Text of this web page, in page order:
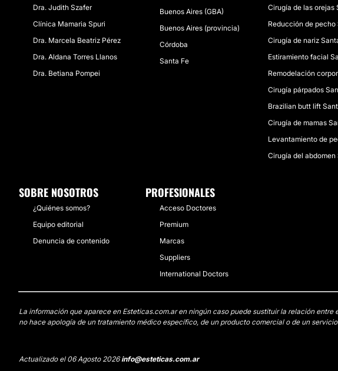
Dra. Judith Szafer
Clínica Mamaria Spuri
Dra. Marcela Beatriz Pérez
Dra. Aldana Torres Llanos
Dra. Betiana Pompei
Buenos Aires (GBA)
Buenos Aires (provincia)
Córdoba
Santa Fe
Cirugía de las orejas
Reducción de pecho
Cirugía de nariz
Estiramiento facial
Remodelación
Cirugía párpados
Brazilian butt lift
Cirugía de mamas
Levantamiento de
Cirugía del abdomen
SOBRE NOSOTROS
¿Quiénes somos?
Equipo editorial
Denuncia de contenido
PROFESIONALES
Acceso Doctores
Premium
Marcas
Suppliers
International Doctors
La información que aparece en Esteticas.com.ar en ningún caso puede sustituir la relación entre
no hace apología de un tratamiento médico específico, de un producto comercial o de un
Actualizado el 06 Agosto 2026info@esteticas.com.ar